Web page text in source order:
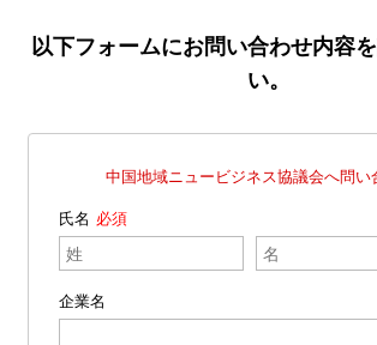
以下フォームにお問い合わせ内容
い。
中国地域ニュービジネス協議会へ問い
氏名
企業名